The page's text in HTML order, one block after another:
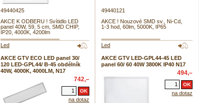
49440425
AKCE K ODBERU ! Svítidlo LED
panel 40W, 59, 5 cm, SMD CHIP,
IP20, 4000K, 4200lm
49440121
AKCE ! Nouzové SMD sv., Ni-Cd,
1-3 hod, 60lm, 5000K, IP65
Led
AKCE GTV ECO LED panel 30/
120 LED-GPL44/ B-45 obdélník
40W, 4000K, 4000LM, N17
742,–
na dotaz
Led
AKCE GTV LED-GPL44-45 LED
panel 60/ 60 40W 3800K IP40 N17
494,–
na dotaz